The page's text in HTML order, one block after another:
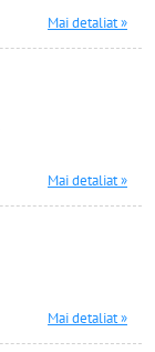
Mai detaliat »
Mai detaliat »
Mai detaliat »